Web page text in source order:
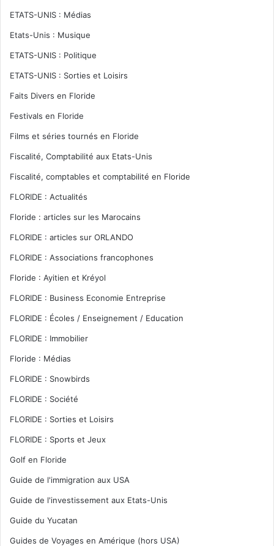
ETATS-UNIS : Médias
Etats-Unis : Musique
ETATS-UNIS : Politique
ETATS-UNIS : Sorties et Loisirs
Faits Divers en Floride
Festivals en Floride
Films et séries tournés en Floride
Fiscalité, Comptabilité aux Etats-Unis
Fiscalité, comptables et comptabilité en Floride
FLORIDE : Actualités
Floride : articles sur les Marocains
FLORIDE : articles sur ORLANDO
FLORIDE : Associations francophones
Floride : Ayitien et Kréyol
FLORIDE : Business Economie Entreprise
FLORIDE : Écoles / Enseignement / Education
FLORIDE : Immobilier
Floride : Médias
FLORIDE : Snowbirds
FLORIDE : Société
FLORIDE : Sorties et Loisirs
FLORIDE : Sports et Jeux
Golf en Floride
Guide de l'immigration aux USA
Guide de l'investissement aux Etats-Unis
Guide du Yucatan
Guides de Voyages en Amérique (hors USA)